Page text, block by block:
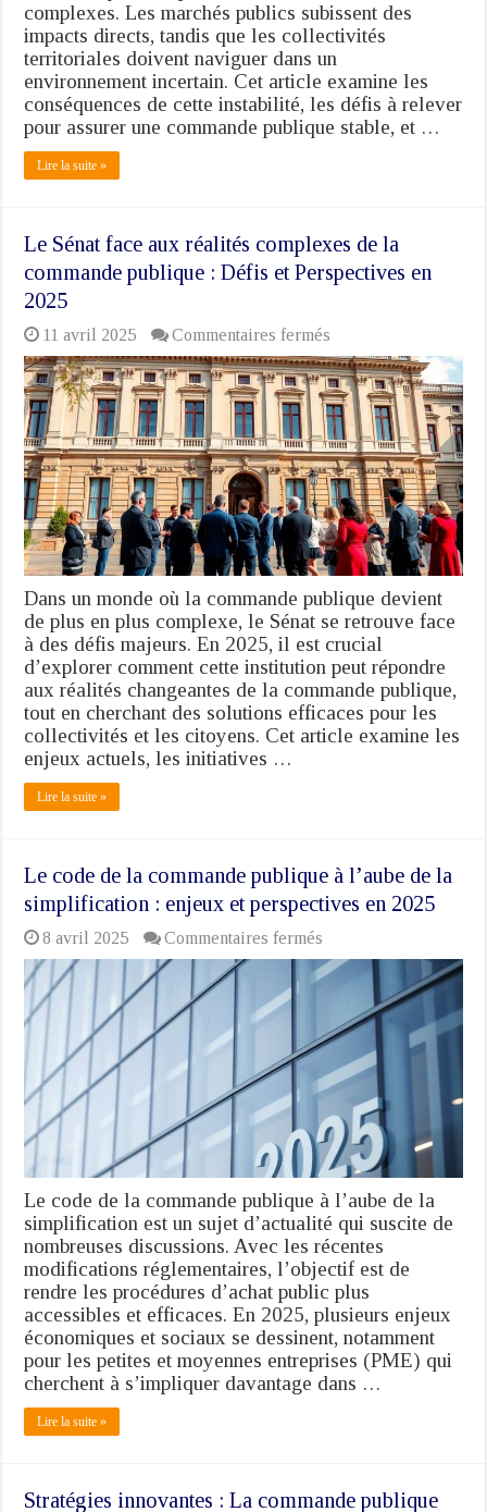
complexes. Les marchés publics subissent des
impacts directs, tandis que les collectivités
territoriales doivent naviguer dans un
environnement incertain. Cet article examine les
conséquences de cette instabilité, les défis à relever
pour assurer une commande publique stable, et …
Lire la suite »
Le Sénat face aux réalités complexes de la
commande publique : Défis et Perspectives en
2025
11 avril 2025 Commentaires fermés
Le
Sénat
face
aux
réalités
complexes
de
la
commande
publique
:
Défis
et
Perspectives
en
2025
Dans un monde où la commande publique devient
de plus en plus complexe, le Sénat se retrouve face
à des défis majeurs. En 2025, il est crucial
d’explorer comment cette institution peut répondre
aux réalités changeantes de la commande publique,
tout en cherchant des solutions efficaces pour les
collectivités et les citoyens. Cet article examine les
enjeux actuels, les initiatives …
Lire la suite »
Le code de la commande publique à l’aube de la
simplification : enjeux et perspectives en 2025
8 avril 2025 Commentaires fermés
Le
code
commande
publique
à
l’aube
de
la
simplification
:
enjeux
et
perspectives
en
2025
Le code de la commande publique à l’aube de la
simplification est un sujet d’actualité qui suscite de
nombreuses discussions. Avec les récentes
modifications réglementaires, l’objectif est de
rendre les procédures d’achat public plus
accessibles et efficaces. En 2025, plusieurs enjeux
économiques et sociaux se dessinent, notamment
pour les petites et moyennes entreprises (PME) qui
cherchent à s’impliquer davantage dans …
Lire la suite »
Stratégies innovantes : La commande publique